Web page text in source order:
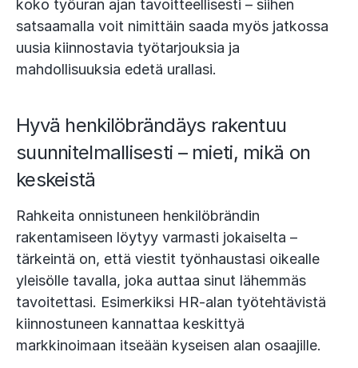
koko työuran ajan tavoitteellisesti – siihen
satsaamalla voit nimittäin saada myös jatkossa
uusia kiinnostavia työtarjouksia ja
mahdollisuuksia edetä urallasi.
Hyvä henkilöbrändäys rakentuu
suunnitelmallisesti – mieti, mikä on
keskeistä
Rahkeita onnistuneen henkilöbrändin
rakentamiseen löytyy varmasti jokaiselta –
tärkeintä on, että viestit työnhaustasi oikealle
yleisölle tavalla, joka auttaa sinut lähemmäs
tavoitettasi. Esimerkiksi HR-alan työtehtävistä
kiinnostuneen kannattaa keskittyä
markkinoimaan itseään kyseisen alan osaajille.